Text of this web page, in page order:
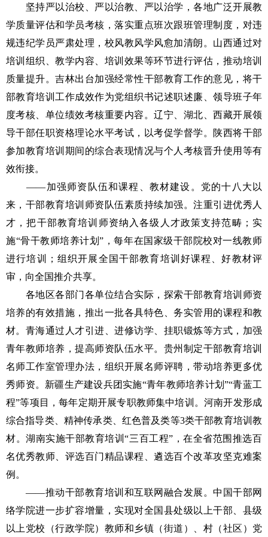
坚持严以治校、严以治教、严以治学，各地广泛开展教
学质量评估和学员考核，落实重点班次跟班管理制度，对违
规违纪学员严肃处理，校风教风学风愈加清朗。山西通过对
培训组织、教学内容、培训效果等环节进行评估，推动培训
质量提升。吉林出台加强经常性干部教育工作的意见，将干
部教育培训工作成效作为党组织书记述职述廉、领导班子年
度考核、单位绩效考核重要内容。辽宁、湖北、西藏开展领
导干部任职资格理论水平考试，以考促学督学。陕西将干部
参加教育培训期间的综合表现情况与个人考核晋升使用等有
效衔接。
——加强师资队伍和课程、教材建设。党的十八大以
来，干部教育培训师资队伍素质持续加强。注重引进优秀人
才，把干部教育培训师资纳入各级人才政策支持范畴；实
施“骨干教师培养计划”，每年在国家级干部院校对一线教师
进行培训；组织开展全国干部教育培训好课程、好教材评
审，向全国推介共享。
各地区各部门各单位结合实际，探索干部教育培训师资
培养的有效措施，推出一批各具特色、务实管用的课程和教
材。青海通过人才引进、进修访学、挂职锻炼等方式，加强
青年教师培养，提高师资队伍水平。贵州制定干部教育培训
名师工作室管理办法，组织开展名师评聘，带动培养更多优
秀师资。新疆生产建设兵团实施“青年教师培养计划”“青蓝工
程”等项目，每年定期开展专职教师集中培训。河南开发形成
综合指导类、精神传承类、红色普及类等3类干部教育培训教
材。湖南实施干部教育培训“三百工程”，在全省范围推选百
名优秀教师、评选百门精品课程、遴选百个改革攻坚克难案
例。
——推动干部教育培训和互联网融合发展。中国干部网
络学院进一步扩容增量，实现对全国县处级以上干部、县级
以上党校（行政学院）教师和乡镇（街道）、村（社区）党